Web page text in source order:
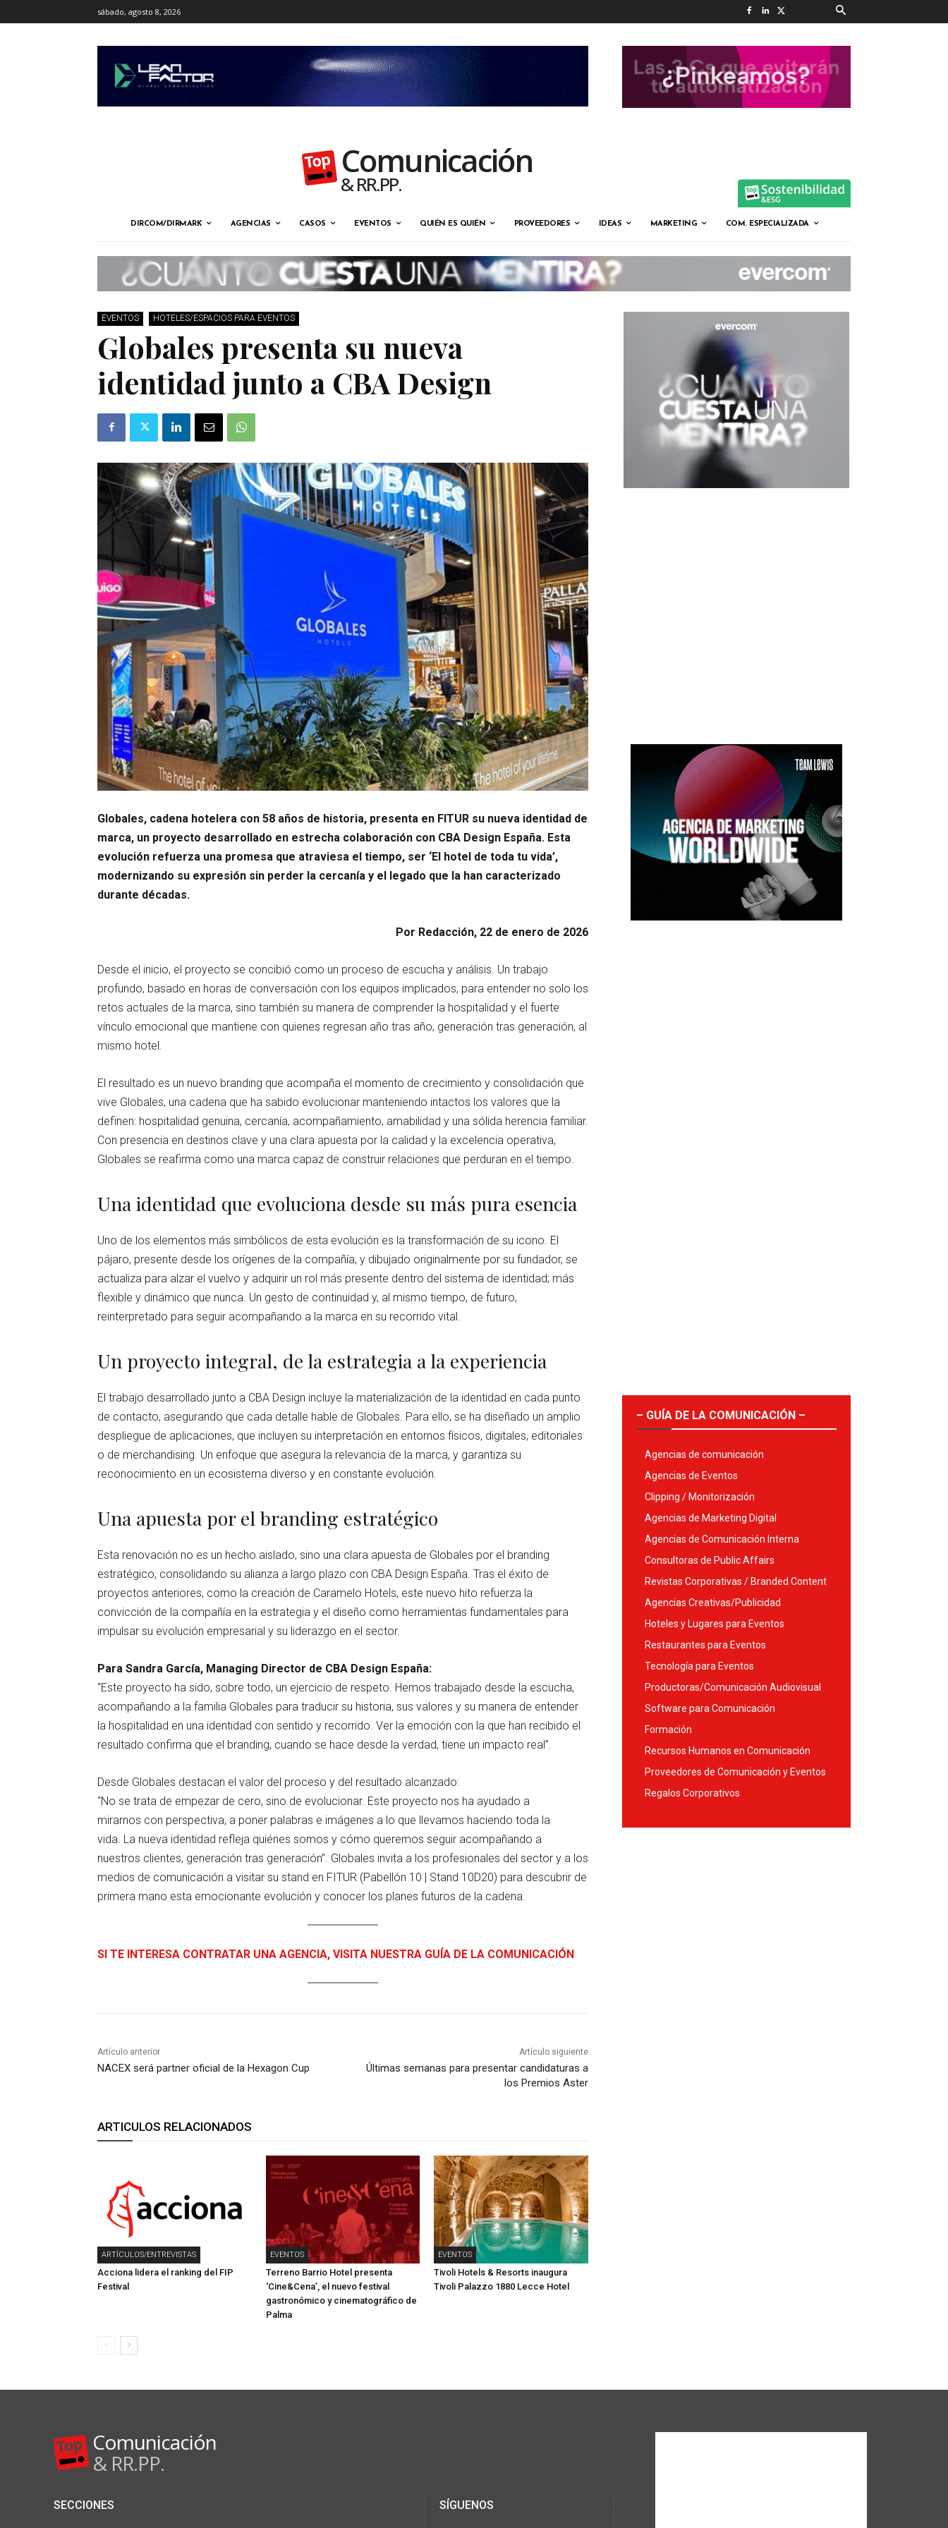
sábado, agosto 8, 2026
Comunicación
& RR.PP.
DIRCOM/DIRMARK AGENCIAS CASOS EVENTOS QUIÉN ES QUIÉN PROVEEDORES IDEAS MARKETING COM. ESPECIALIZADA
EVENTOS HOTELES/ESPACIOS PARA EVENTOS
Globales presenta su nueva
identidad junto a CBA Design
Globales, cadena hotelera con 58 años de historia, presenta en FITUR su nueva identidad de
marca, un proyecto desarrollado en estrecha colaboración con CBA Design España. Esta
evolución refuerza una promesa que atraviesa el tiempo, ser ‘El hotel de toda tu vida’,
modernizando su expresión sin perder la cercanía y el legado que la han caracterizado
durante décadas.
Por Redacción, 22 de enero de 2026
Desde el inicio, el proyecto se concibió como un proceso de escucha y análisis. Un trabajo
profundo, basado en horas de conversación con los equipos implicados, para entender no solo los
retos actuales de la marca, sino también su manera de comprender la hospitalidad y el fuerte
vínculo emocional que mantiene con quienes regresan año tras año, generación tras generación, al
mismo hotel.
El resultado es un nuevo branding que acompaña el momento de crecimiento y consolidación que
vive Globales, una cadena que ha sabido evolucionar manteniendo intactos los valores que la
definen: hospitalidad genuina, cercanía, acompañamiento, amabilidad y una sólida herencia familiar.
Con presencia en destinos clave y una clara apuesta por la calidad y la excelencia operativa,
Globales se reafirma como una marca capaz de construir relaciones que perduran en el tiempo.
Una identidad que evoluciona desde su más pura esencia
Uno de los elementos más simbólicos de esta evolución es la transformación de su icono. El
pájaro, presente desde los orígenes de la compañía, y dibujado originalmente por su fundador, se
actualiza para alzar el vuelvo y adquirir un rol más presente dentro del sistema de identidad; más
flexible y dinámico que nunca. Un gesto de continuidad y, al mismo tiempo, de futuro,
reinterpretado para seguir acompañando a la marca en su recorrido vital.
Un proyecto integral, de la estrategia a la experiencia
El trabajo desarrollado junto a CBA Design incluye la materialización de la identidad en cada punto
de contacto, asegurando que cada detalle hable de Globales. Para ello, se ha diseñado un amplio
despliegue de aplicaciones, que incluyen su interpretación en entornos físicos, digitales, editoriales
o de merchandising. Un enfoque que asegura la relevancia de la marca, y garantiza su
reconocimiento en un ecosistema diverso y en constante evolución.
Una apuesta por el branding estratégico
Esta renovación no es un hecho aislado, sino una clara apuesta de Globales por el branding
estratégico, consolidando su alianza a largo plazo con CBA Design España. Tras el éxito de
proyectos anteriores, como la creación de Caramelo Hotels, este nuevo hito refuerza la
convicción de la compañía en la estrategia y el diseño como herramientas fundamentales para
impulsar su evolución empresarial y su liderazgo en el sector.
Para Sandra García, Managing Director de CBA Design España:
“Este proyecto ha sido, sobre todo, un ejercicio de respeto. Hemos trabajado desde la escucha,
acompañando a la familia Globales para traducir su historia, sus valores y su manera de entender
la hospitalidad en una identidad con sentido y recorrido. Ver la emoción con la que han recibido el
resultado confirma que el branding, cuando se hace desde la verdad, tiene un impacto real”.
Desde Globales destacan el valor del proceso y del resultado alcanzado:
“No se trata de empezar de cero, sino de evolucionar. Este proyecto nos ha ayudado a
mirarnos con perspectiva, a poner palabras e imágenes a lo que llevamos haciendo toda la
vida. La nueva identidad refleja quiénes somos y cómo queremos seguir acompañando a
nuestros clientes, generación tras generación”. Globales invita a los profesionales del sector y a los
medios de comunicación a visitar su stand en FITUR (Pabellón 10 | Stand 10D20) para descubrir de
primera mano esta emocionante evolución y conocer los planes futuros de la cadena.
SI TE INTERESA CONTRATAR UNA AGENCIA, VISITA NUESTRA GUÍA DE LA COMUNICACIÓN
Artículo anterior
NACEX será partner oficial de la Hexagon Cup
Artículo siguiente
Últimas semanas para presentar candidaturas a
los Premios Aster
ARTICULOS RELACIONADOS
ARTÍCULOS/ENTREVISTAS
Acciona lidera el ranking del FIP
Festival
EVENTOS
Terreno Barrio Hotel presenta
‘Cine&Cena’, el nuevo festival
gastronómico y cinematográfico de
Palma
EVENTOS
Tivoli Hotels & Resorts inaugura
Tivoli Palazzo 1880 Lecce Hotel
– GUÍA DE LA COMUNICACIÓN –
Agencias de comunicación
Agencias de Eventos
Clipping / Monitorización
Agencias de Marketing Digital
Agencias de Comunicación Interna
Consultoras de Public Affairs
Revistas Corporativas / Branded Content
Agencias Creativas/Publicidad
Hoteles y Lugares para Eventos
Restaurantes para Eventos
Tecnología para Eventos
Productoras/Comunicación Audiovisual
Software para Comunicación
Formación
Recursos Humanos en Comunicación
Proveedores de Comunicación y Eventos
Regalos Corporativos
Comunicación
& RR.PP.
SECCIONES SÍGUENOS